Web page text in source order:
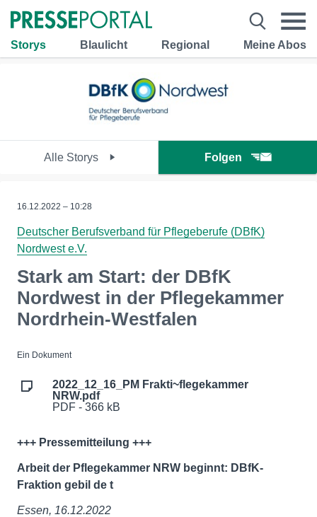
Storys Blaulicht Regional Meine Abos
Alle Storys Folgen
16.12.2022 – 10:28
Deutscher Berufsverband für Pflegeberufe (DBfK)
Nordwest e.V.
Stark am Start: der DBfK
Nordwest in der Pflegekammer
Nordrhein-Westfalen
Ein Dokument
2022_12_16_PM Frakti~flegekammer
NRW.pdf
PDF - 366 kB
+++ Pressemitteilung +++
Arbeit der Pflegekammer NRW beginnt: DBfK-
Fraktion gebil de t
Essen, 16.12.2022